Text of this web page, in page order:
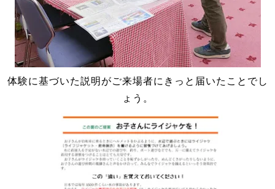
体験に基づいた説明がご来場者にきっと届いたことでし
ょう。